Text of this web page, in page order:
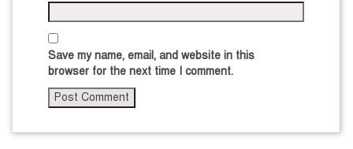
Save my name, email, and website in this
browser for the next time I comment.